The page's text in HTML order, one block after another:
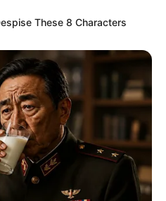
These 8 Characters